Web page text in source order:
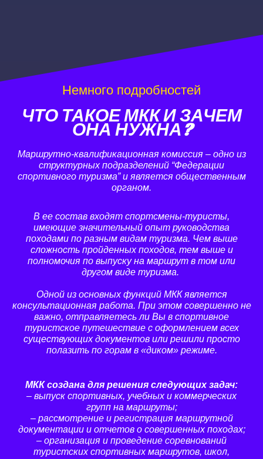
Немного подробностей
ЧТО ТАКОЕ МКК И ЗАЧЕМ
ОНА НУЖНА?
Маршрутно-квалификационная комиссия – одно из
структурных подразделений “Федерации
спортивного туризма” и является общественным
органом.
В ее состав входят спортсмены-туристы,
имеющие значительный опыт руководства
походами по разным видам туризма. Чем выше
сложность пройденных походов, тем выше и
полномочия по выпуску на маршрут в том или
другом виде туризма.
Одной из основных функций МКК является
консультационная работа. При этом совершенно не
важно, отправляетесь ли Вы в спортивное
туристское путешествие с оформлением всех
существующих документов или решили просто
полазить по горам в «диком» режиме.
МКК создана для решения следующих задач:
– выпуск спортивных, учебных и коммерческих
групп на маршруты;
– рассмотрение и регистрация маршрутной
документации и отче­тов о совершенных походах;
– организация и проведение соревнований
туристских спортив­ных маршрутов, школ,